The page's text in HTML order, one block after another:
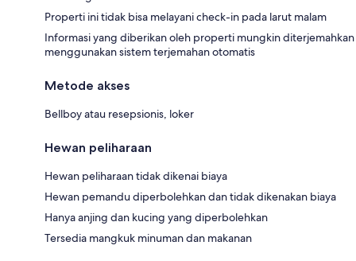
Properti ini tidak bisa melayani check-in pada larut malam
Informasi yang diberikan oleh properti mungkin diterjemahkan
menggunakan sistem terjemahan otomatis
Metode akses
Bellboy atau resepsionis, loker
Hewan peliharaan
Hewan peliharaan tidak dikenai biaya
Hewan pemandu diperbolehkan dan tidak dikenakan biaya
Hanya anjing dan kucing yang diperbolehkan
Tersedia mangkuk minuman dan makanan